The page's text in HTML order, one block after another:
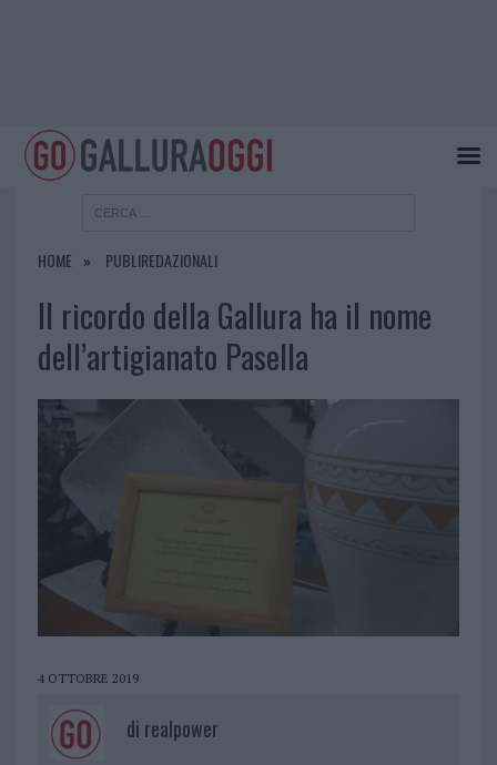
HOME PUBLIREDAZIONALI
Il ricordo della Gallura ha il nome
dell’artigianato Pasella
4 OTTOBRE 2019
di realpower